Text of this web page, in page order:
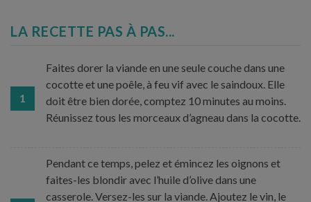
LA RECETTE PAS À PAS...
1
Faites dorer la viande en une seule couche dans une
cocotte et une poêle, à feu vif avec le saindoux. Elle
doit être bien dorée, comptez 10 minutes au moins.
Réunissez tous les morceaux d’agneau dans la cocotte.
Pendant ce temps, pelez et émincez les oignons et
faites-les blondir avec l’huile d’olive dans une
casserole. Versez-les sur la viande. Ajoutez le vin, le